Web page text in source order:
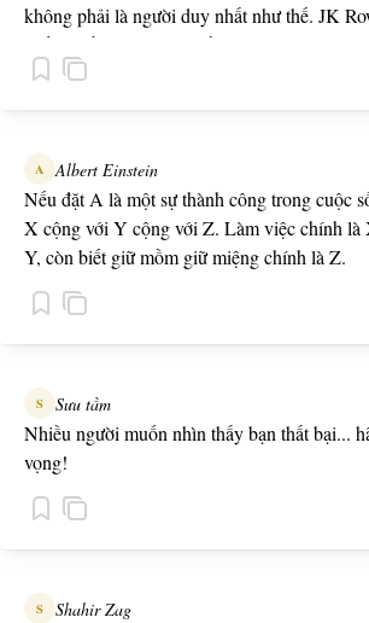
không phải là người duy nhất như thế. JK
chối 12 lần trước khi xuất bản Harry Potter.
việc được thất bại thoải mái.
A Albert Einstein
Nếu đặt A là một sự thành công trong cuộc
X cộng với Y cộng với Z. Làm việc chính là
Y, còn biết giữ mồm giữ miệng chính là Z.
S Sưu tầm
Nhiều người muốn nhìn thấy bạn thất bại...
vọng!
S Shahir Zag